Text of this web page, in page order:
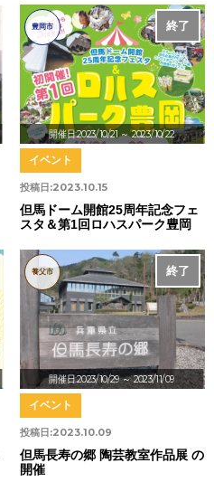
開催日:2023/10/21 ～ 2023/10/22
終了
豊岡市
投稿日:2023.10.15
イベント
但馬ドーム開館25周年記念フェ
スタ＆第1回ロハスパーク豊岡
開催日:2023/10/29～ 2023/11/09
終了
養父市
投稿日:2023.10.09
イベント
但馬長寿の郷 陶芸教室作品展 の
開催